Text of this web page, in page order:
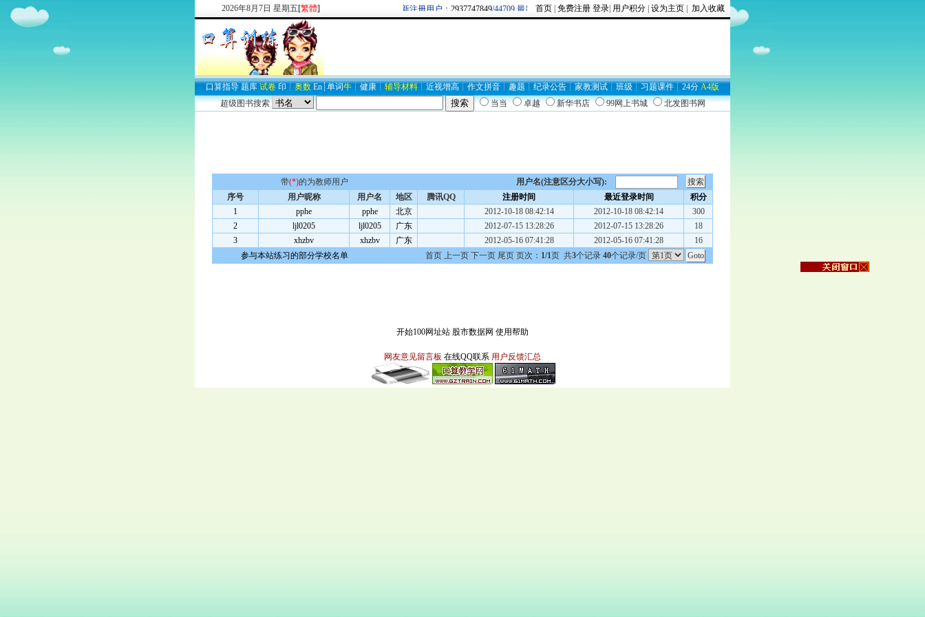
2026年8月 7日 星期五[繁體] 欢迎新注册用户： 2937747849/44709 最新博客圈：牛逼/BLOG19403
首页 免费注册 登录 用户积分 设为主页 加入收藏
口算指导 题库 试卷 印 ┊ 奥数 En ┊ 单词牛 ┊ 健康 ┊ 辅导材料 ┊ 近视增高 ┊ 作文拼音 ┊ 趣题 ┊ 纪录公告 ┊ 家教测试 ┊ 班级 ┊ 习题课件 ┊ 24分 A4版
超级图书搜索
当当 卓越 新华书店 99网上书城 北发图书网
带(*)的为教师用户
用户名(注意区分大小写):
序号
用户昵称 用户名 地区 腾讯QQ 注册时间 最近登录时间
积分
1
pphe pphe 北京 2012-10-18 08:42:14 2012-10-18 08:42:14
300
2
ljl0205 ljl0205 广东 2012-07-15 13:28:26 2012-07-15 13:28:26
18
3
xhzbv xhzbv 广东 2012-05-16 07:41:28 2012-05-16 07:41:28
16
参与本站练习的部分学校名单
首页 上一页 下一页 尾页 页次： 1/1页 共3个记录 40个记录/页
开始100网址站 股市数据网 使用帮助
网友意见留言板 在线QQ联系 用户反馈汇总